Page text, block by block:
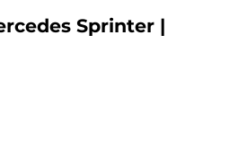
Sprinter |